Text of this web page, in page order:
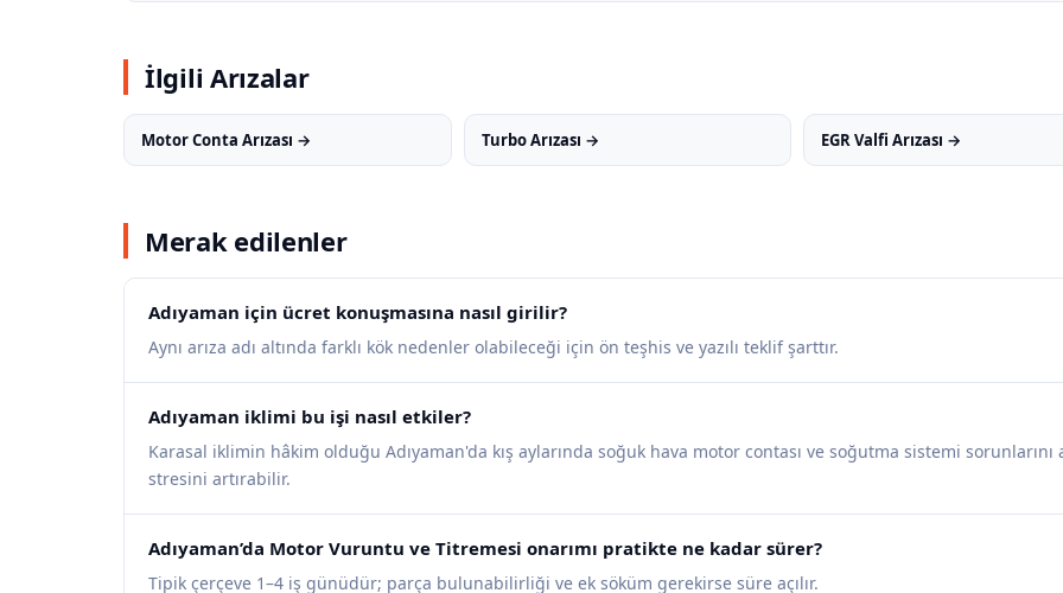
İlgili Arızalar
Motor Conta Arızası → Turbo Arızası → EGR Valfi Arızası →
Merak edilenler
Adıyaman için ücret konuşmasına nasıl girilir?
Aynı arıza adı altında farklı kök nedenler olabileceği için ön teşhis ve yazılı teklif şarttır.
Adıyaman iklimi bu işi nasıl etkiler?
Karasal iklimin hâkim olduğu Adıyaman'da kış aylarında soğuk hava motor contası ve soğutma sistemi sorunlarını
stresini artırabilir.
Adıyaman’da Motor Vuruntu ve Titremesi onarımı pratikte ne kadar sürer?
Tipik çerçeve 1–4 iş günüdür; parça bulunabilirliği ve ek söküm gerekirse süre açılır.